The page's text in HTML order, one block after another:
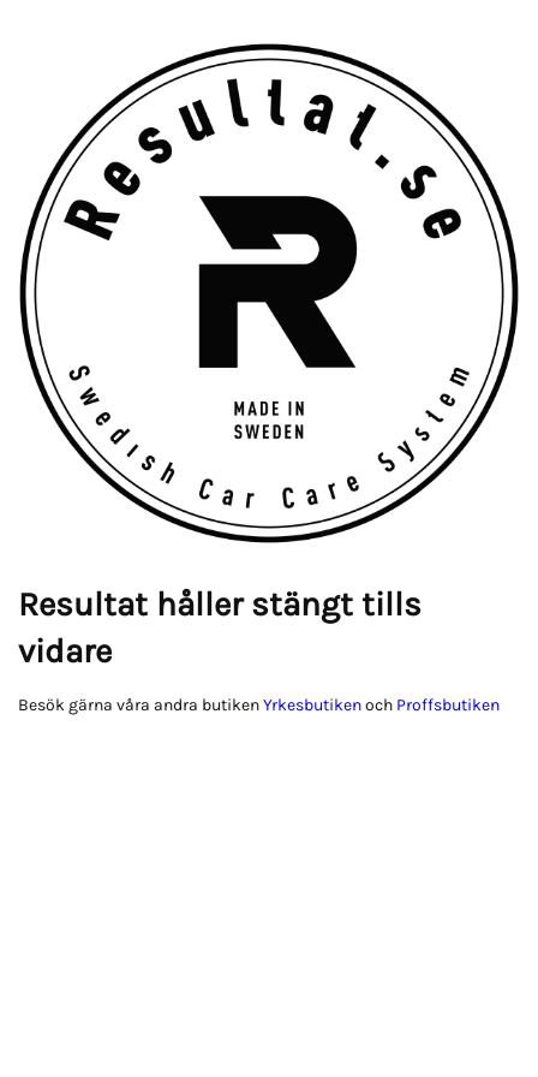
Resultat håller stängt tills
vidare
Besök gärna våra andra butikenYrkesbutikenoch Proffsbutiken